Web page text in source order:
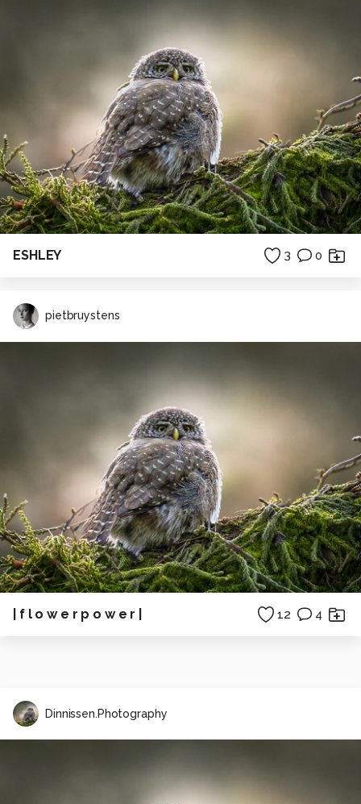
ESHLEY 3 0
pietbruystens
| f l o w e r p o w e r | 12 4
Dinnissen.Photography